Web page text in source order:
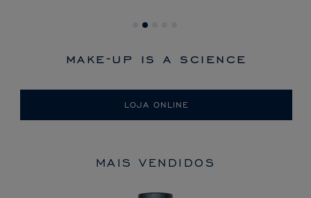
make-up is a science
LOJA ONLINE
MAIS VENDIDOS